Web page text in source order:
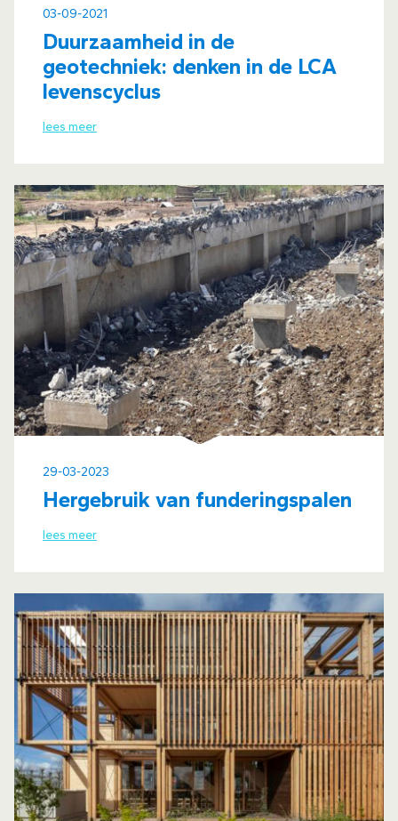
03-09-2021
Duurzaamheid in de
geotechniek: denken in de LCA
levenscyclus
lees meer
29-03-2023
Hergebruik van funderingspalen
lees meer